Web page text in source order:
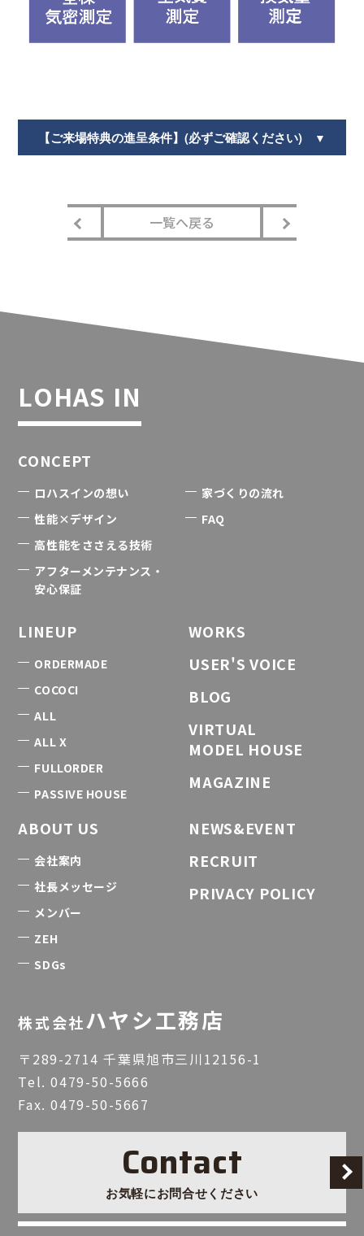
【ご来場特典の進呈条件】(必ずご確認ください) ▼
一覧へ戻る
LOHAS IN
CONCEPT
ロハスインの想い
性能×デザイン
高性能をささえる技術
アフターメンテナンス・
安心保証
家づくりの流れ
FAQ
LINEUP
ORDERMADE
COCOCI
ALL
ALL X
FULLORDER
PASSIVE HOUSE
WORKS
USER'S VOICE
BLOG
VIRTUAL
MODEL HOUSE
MAGAZINE
ABOUT US
会社案内
社長メッセージ
メンバー
ZEH
SDGs
NEWS&EVENT
RECRUIT
PRIVACY POLICY
株式会社ハヤシ工務店
〒289-2714 千葉県旭市三川12156-1
Tel.0479-50-5666
Fax. 0479-50-5667
Contact
お気軽にお問合せください